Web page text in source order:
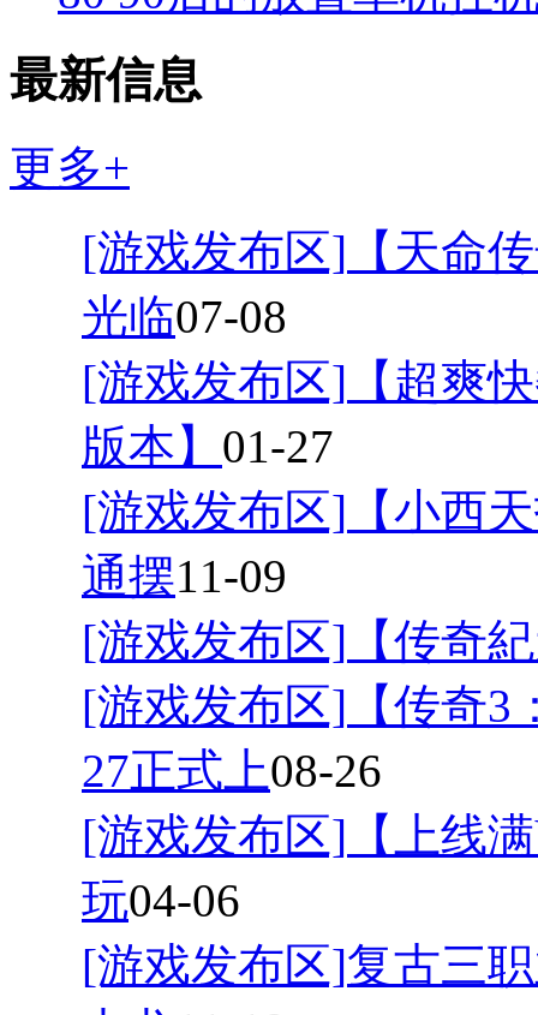
最新信息
更多+
[游戏发布区] 【天命
光临07-08
[游戏发布区] 【超爽
版本】 01-27
[游戏发布区] 【小西
通摆11-09
[游戏发布区] 【传奇
[游戏发布区] 【传奇
27正式上08-26
[游戏发布区] 【上线
玩04-06
[游戏发布区]复古三